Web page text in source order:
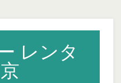
レンタ